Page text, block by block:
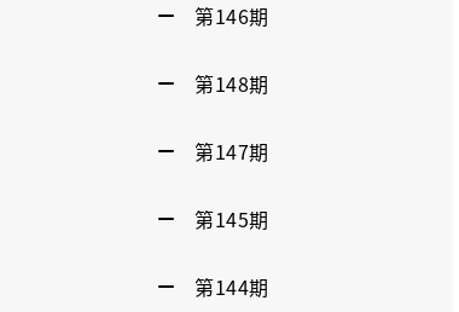
第146期
第148期
第147期
第145期
第144期